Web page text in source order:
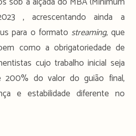
, acrescentando ainda a
para o formato streaming, que
como a obrigatoriedade de
cujo trabalho inicial seja
200% do valor do guião final,
e estabilidade diferente no